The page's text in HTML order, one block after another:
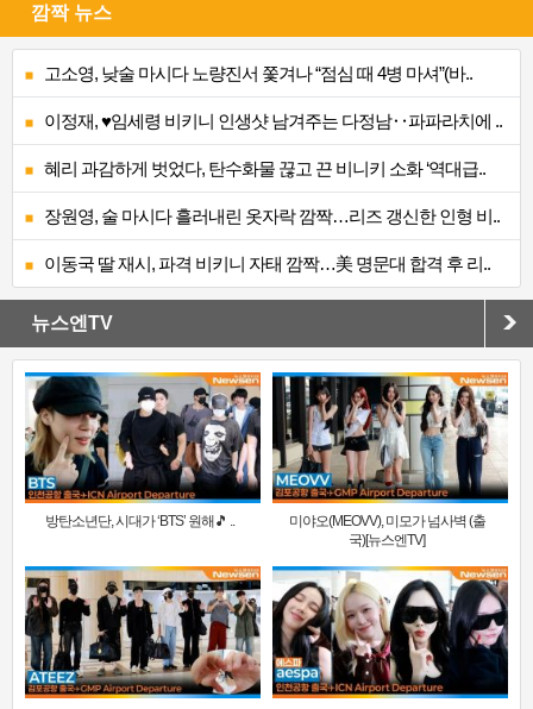
깜짝 뉴스
고소영, 낮술 마시다 노량진서 쫓겨나 “점심 때 4병 마셔”(바..
이정재, ♥임세령 비키니 인생샷 남겨주는 다정남‥파파라치에 ..
혜리 과감하게 벗었다, 탄수화물 끊고 끈 비니키 소화 ‘역대급..
장원영, 술 마시다 흘러내린 옷자락 깜짝…리즈 갱신한 인형 비..
이동국 딸 재시, 파격 비키니 자태 깜짝…美 명문대 합격 후 리..
뉴스엔TV
방탄소년단, 시대가 ‘BTS’ 원해🎵 ..
미야오(MEOVV), 미모가 넘사벽 (출
국)[뉴스엔TV]